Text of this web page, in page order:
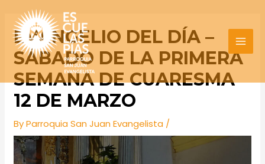
content
EVANGELIO DEL DÍA –
SÁBADO DE LA PRIMERA
SEMANA DE CUARESMA
12 DE MARZO
ByParroquia San Juan Evangelista /
Post
navigation